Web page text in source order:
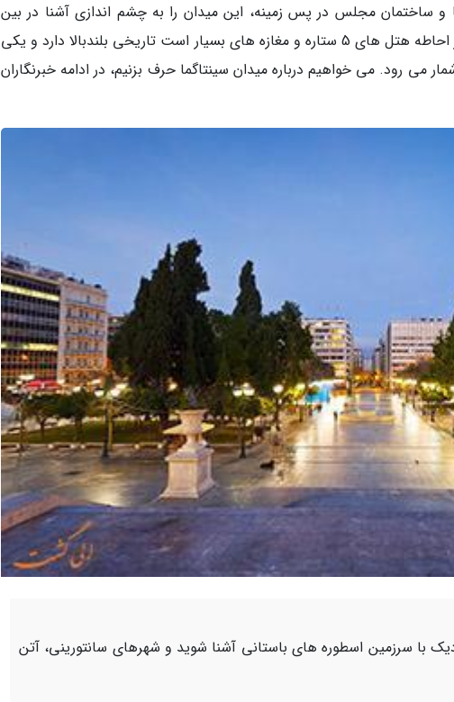
ساختمان مجلس در پس زمینه، این میدان را به چشم اندازی آشنا در بین
گردشگران تبدیل نموده است. این میدان که در احاطه هتل های 5 ستاره و مغازه های بسیار است تاریخی بلندبالا دارد و یکی
می رود. می خواهیم درباره میدان سینتاگما حرف بزنیم، در ادامه خبرنگاران
با سرزمین اسطوره های باستانی آشنا شوید و شهرهای سانتورینی، آتن